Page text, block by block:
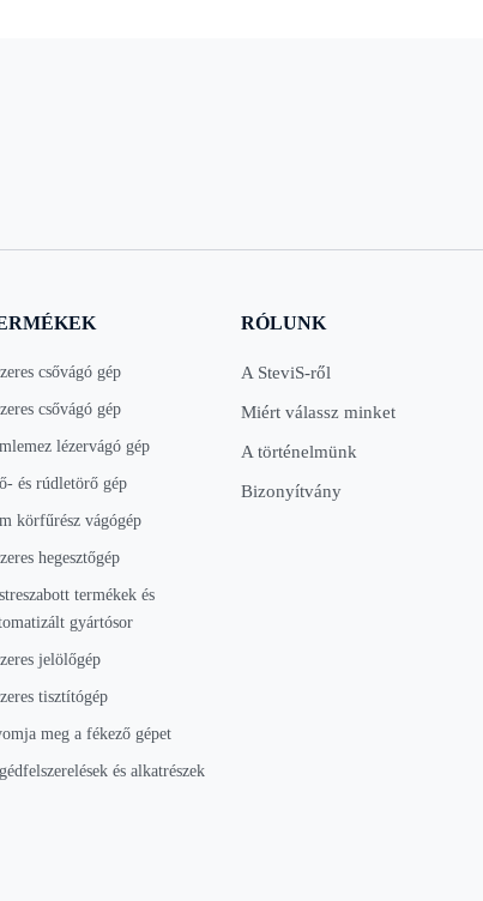
csővágó gép
csővágó gép
lézervágó gép
és rúdletörő gép
körfűrész vágógép
hegesztőgép
termékek és
gyártósor
jelölőgép
tisztítógép
meg a fékező gépet
és alkatrészek
RÓLUNK
A SteviS-ről
Miért válassz minket
A történelmünk
Bizonyítvány